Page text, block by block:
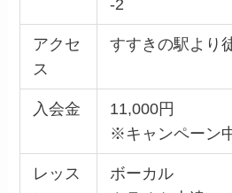
-2
アクセ
ス
すすきの駅より
入会金
11,000円
※キャンペーン
レッス
ボーカル